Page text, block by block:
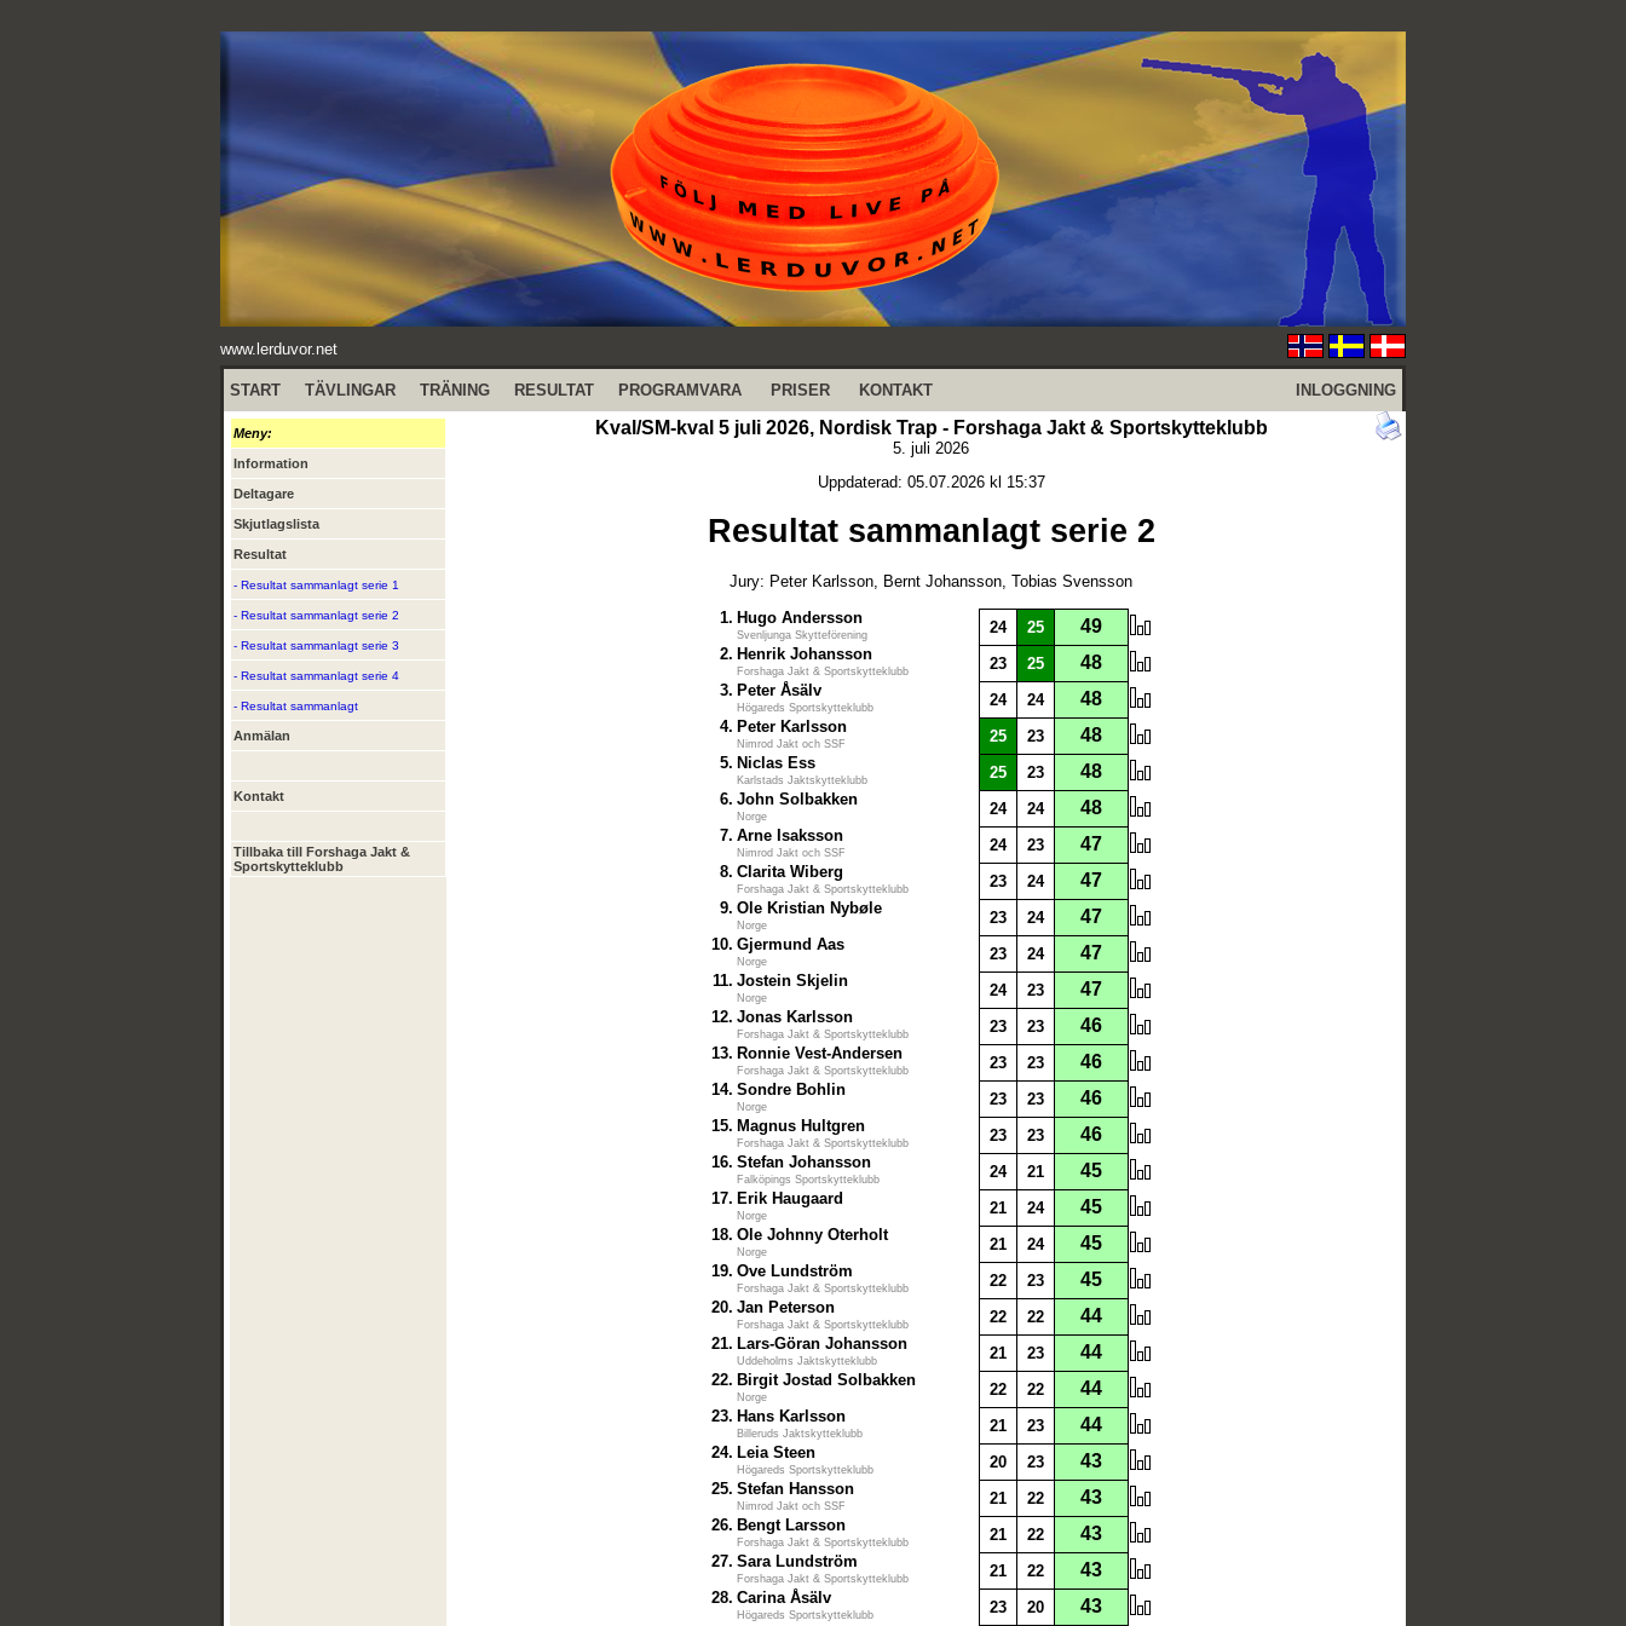
www.lerduvor.net
START TÄVLINGAR TRÄNING RESULTAT PROGRAMVARA PRISER KONTAKT INLOGGNING
Meny:
Information
Deltagare
Skjutlagslista
Resultat
- Resultat sammanlagt serie 1
- Resultat sammanlagt serie 2
- Resultat sammanlagt serie 3
- Resultat sammanlagt serie 4
- Resultat sammanlagt
Anmälan
Kontakt
Tillbaka till Forshaga Jakt &
Sportskytteklubb
Kval/SM-kval 5 juli 2026, Nordisk Trap - Forshaga Jakt & Sportskytteklubb
5. juli 2026
Uppdaterad: 05.07.2026 kl 15:37
Resultat sammanlagt serie 2
Jury: Peter Karlsson, Bernt Johansson, Tobias Svensson
1. Hugo Andersson
Svenljunga Skytteförening 24 25 49
2. Henrik Johansson
Forshaga Jakt & Sportskytteklubb 23 25 48
3. Peter Åsälv
Högareds Sportskytteklubb 24 24 48
4. Peter Karlsson
Nimrod Jakt och SSF 25 23 48
5. Niclas Ess
Karlstads Jaktskytteklubb 25 23 48
6. John Solbakken
Norge 24 24 48
7. Arne Isaksson
Nimrod Jakt och SSF 24 23 47
8. Clarita Wiberg
Forshaga Jakt & Sportskytteklubb 23 24 47
9. Ole Kristian Nybøle
Norge 23 24 47
10. Gjermund Aas
Norge 23 24 47
11. Jostein Skjelin
Norge 24 23 47
12. Jonas Karlsson
Forshaga Jakt & Sportskytteklubb 23 23 46
13. Ronnie Vest-Andersen
Forshaga Jakt & Sportskytteklubb 23 23 46
14. Sondre Bohlin
Norge 23 23 46
15. Magnus Hultgren
Forshaga Jakt & Sportskytteklubb 23 23 46
16. Stefan Johansson
Falköpings Sportskytteklubb 24 21 45
17. Erik Haugaard
Norge 21 24 45
18. Ole Johnny Oterholt
Norge 21 24 45
19. Ove Lundström
Forshaga Jakt & Sportskytteklubb 22 23 45
20. Jan Peterson
Forshaga Jakt & Sportskytteklubb 22 22 44
21. Lars-Göran Johansson
Uddeholms Jaktskytteklubb 21 23 44
22. Birgit Jostad Solbakken
Norge 22 22 44
23. Hans Karlsson
Billeruds Jaktskytteklubb 21 23 44
24. Leia Steen
Högareds Sportskytteklubb 20 23 43
25. Stefan Hansson
Nimrod Jakt och SSF 21 22 43
26. Bengt Larsson
Forshaga Jakt & Sportskytteklubb 21 22 43
27. Sara Lundström
Forshaga Jakt & Sportskytteklubb 21 22 43
28. Carina Åsälv
Högareds Sportskytteklubb 23 20 43